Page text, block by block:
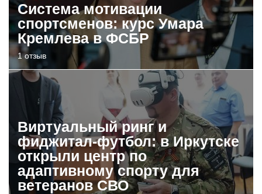
Система мотивации
спортсменов: курс Умара
Кремлева в ФСБР
1 отзыв
Виртуальный ринг и
фиджитал-футбол: в Иркутске
открыли центр по
адаптивному спорту для
ветеранов СВО